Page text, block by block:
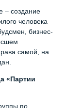
– создание
человека
бизнес-
самой, на
«Партии
по